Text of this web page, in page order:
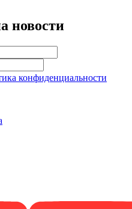
новости
конфиденциальности